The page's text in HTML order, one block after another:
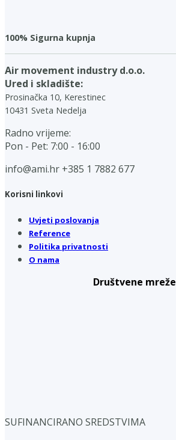
100% Sigurna kupnja
Air movement industry d.o.o.
Ured i skladište:
Prosinačka 10, Kerestinec
10431 Sveta Nedelja
Radno vrijeme:
Pon - Pet: 7:00 - 16:00
info@ami.hr +385 1 7882 677
Korisni linkovi
Uvjeti poslovanja
Reference
Politika privatnosti
O nama
Društvene mreže
SUFINANCIRANO SREDSTVIMA